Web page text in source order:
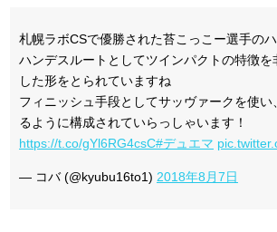
札幌ラボCSで優勝された苔こっこー選手の
ハンデスルートとしてツインパクトの特徴を
した形をとられていますね
フィニッシュ手段としてサッヴァークを使い
るように構成されていらっしゃいます！
https://t.co/gYl6RG4csC#デュエマ
— コバ (@kyubu16to1) 2018年8月7日